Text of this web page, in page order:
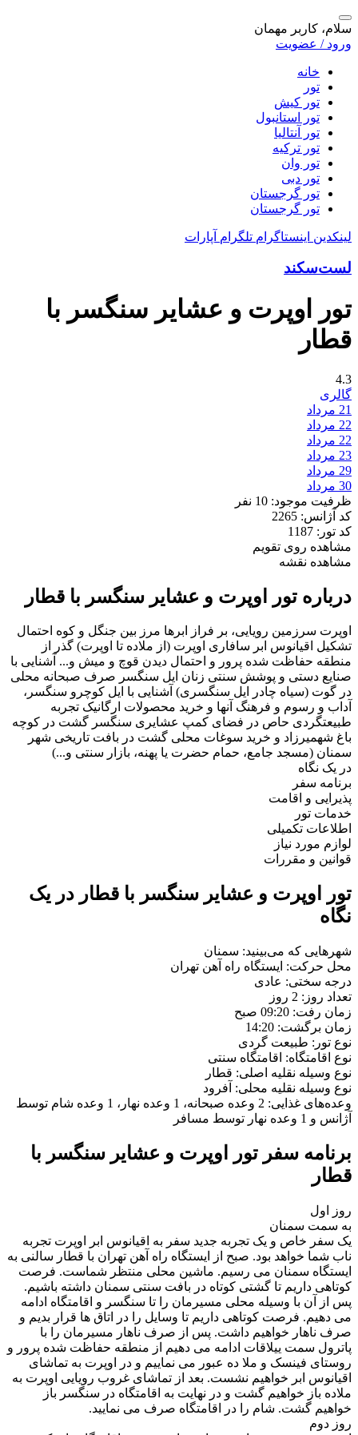
سلام، کاربر مهمان
ورود / عضویت
خانه
تور
تور کیش
تور استانبول
تور آنتالیا
تور ترکیه
تور وان
تور دبی
تور گرجستان
تور گرجستان
لینکدین اینستاگرام تلگرام آپارات
لست‌سکند
تور اوپرت و عشایر سنگسر با
قطار
4.3
گالری
21 مرداد
22 مرداد
22 مرداد
23 مرداد
29 مرداد
30 مرداد
ظرفیت موجود: 10 نفر
کد آژانس: 2265
کد تور: 1187
مشاهده روی تقویم
مشاهده نقشه
درباره تور اوپرت و عشایر سنگسر با قطار
اوپرت سرزمین رویایی، بر فراز ابرها مرز بین جنگل و کوه احتمال
تشکیل اقیانوس ابر سافاری اوپرت (از ملاده تا اوپرت) گذر از
منطقه حفاظت شده پرور و احتمال دیدن قوچ و میش و... آشنایی با
صنایع دستی و پوشش سنتی زنان ایل سنگسر صرف صبحانه محلی
در گوت (سیاه چادر ایل سنگسری) آشنایی با ایل کوچرو سنگسر،
آداب و رسوم و فرهنگ آنها و خرید محصولات ارگانیک تجربه
طبیعتگردی حاص در فضای کمپ عشایری سنگسر گشت در کوچه
باغ شهمیرزاد و خرید سوغات محلی گشت در بافت تاریخی شهر
سمنان (مسجد جامع، حمام حضرت یا پهنه، بازار سنتی و...)
در یک نگاه
برنامه سفر
پذیرایی و اقامت
خدمات تور
اطلاعات تکمیلی
لوازم مورد نیاز
قوانین و مقررات
تور اوپرت و عشایر سنگسر با قطار در یک
نگاه
شهرهایی که می‌بینید: سمنان
محل حرکت: ایستگاه راه آهن تهران
درجه سختی: عادی
تعداد روز: 2 روز
زمان رفت: 09:20 صبح
زمان برگشت: 14:20
نوع تور: طبیعت گردی
نوع اقامتگاه: اقامتگاه سنتی
نوع وسیله نقلیه اصلی: قطار
نوع وسیله نقلیه محلی: آفرود
وعده‌های غذایی:
2 وعده صبحانه، 1 وعده نهار، 1 وعده شام توسط
آژانس و 1 وعده نهار توسط مسافر
برنامه سفر تور اوپرت و عشایر سنگسر با
قطار
روز اول
به سمت سمنان
یک سفر خاص و یک تجربه جدید سفر به اقیانوس ابر اوپرت تجربه
ناب شما خواهد بود. صبح از ایستگاه راه آهن تهران با قطار سالنی به
ایستگاه سمنان می رسیم. ماشین محلی منتظر شماست. فرصت
کوتاهی داریم تا گشتی کوتاه در بافت سنتی سمنان داشته باشیم.
پس از آن با وسیله محلی مسیرمان را تا سنگسر و اقامتگاه ادامه
می دهیم. فرصت کوتاهی داریم تا وسایل را در اتاق ها قرار بدیم و
صرف ناهار خواهیم داشت. پس از صرف ناهار مسیرمان را با
پاترول سمت ییلاقات ادامه می دهیم از منطقه حفاظت شده پرور و
روستای فینسک و ملا ده عبور می نماییم و در اوپرت به تماشای
اقیانوس ابر خواهیم نشست. بعد از تماشای غروب رویایی اوپرت به
ملاده باز خواهیم گشت و در نهایت به اقامتگاه در سنگسر باز
خواهیم گشت. شام را در اقامتگاه صرف می نمایید.
روز دوم